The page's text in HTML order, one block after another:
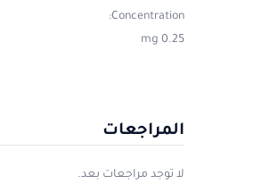
Concentration:
0.25 mg
المراجعات
لا توجد مراجعات بعد.